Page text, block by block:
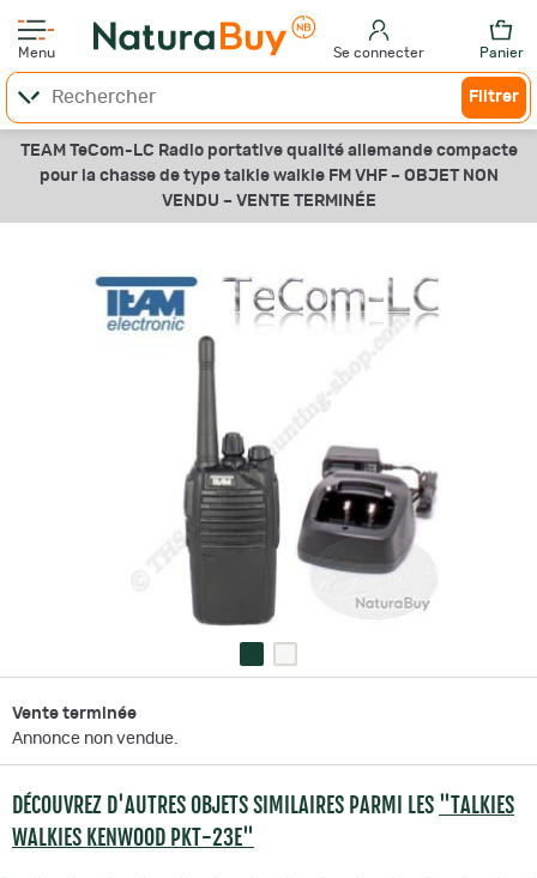
Menu Se connecter Panier
Filtrer
TEAM TeCom-LC Radio portative qualité allemande compacte
pour la chasse de type talkie walkie FM VHF – OBJET NON
VENDU – VENTE TERMINÉE
Vente terminée
Annonce non vendue.
DÉCOUVREZ D'AUTRES OBJETS SIMILAIRES PARMI LES "TALKIES
WALKIES KENWOOD PKT-23E"